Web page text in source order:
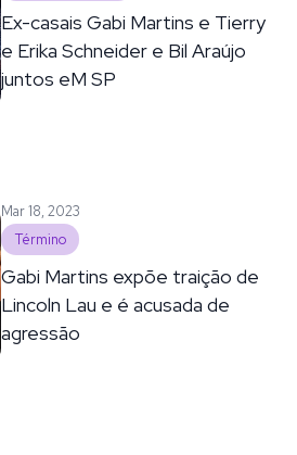
Ex-casais Gabi Martins e Tierry
e Erika Schneider e Bil Araújo
juntos eM SP
Mar 18, 2023
Término
Gabi Martins expõe traição de
Lincoln Lau e é acusada de
agressão